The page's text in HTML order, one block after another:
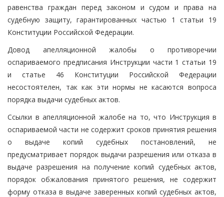
равенства граждан перед законом и судом и права на
судебную защиту, гарантированных частью 1 статьи 19
Конституции Российской Федерации.
Довод апелляционной жалобы о противоречии
оспариваемого предписания Инструкции части 1 статьи 19
и статье 46 Конституции Российской Федерации
несостоятелен, так как эти нормы не касаются вопроса
порядка выдачи судебных актов.
Ссылки в апелляционной жалобе на то, что Инструкция в
оспариваемой части не содержит сроков принятия решения
о выдаче копий судебных постановлений, не
предусматривает порядок выдачи разрешения или отказа в
выдаче разрешения на получение копий судебных актов,
порядок обжалования принятого решения, не содержит
форму отказа в выдаче заверенных копий судебных актов,